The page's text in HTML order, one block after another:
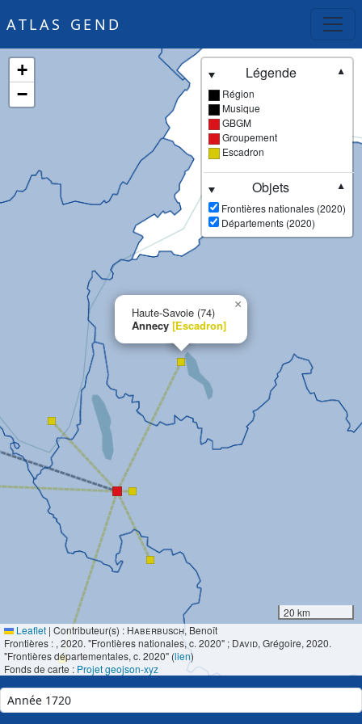
ATLAS GEND
Haute-Savoie (74)
Annecy [Escadron]
×
+
−
Légende
▼
Région
Musique
GBGM
Groupement
Escadron
Objets
▼
Frontières nationales (2020)
Départements (2020)
20 km
Leaflet | Contributeur(s) : Haberbusch, Benoît
Frontières : , 2020. "Frontières nationales, c. 2020" ; David, Grégoire, 2020.
"Frontières départementales, c. 2020" (lien)
Fonds de carte : Projet geojson-xyz